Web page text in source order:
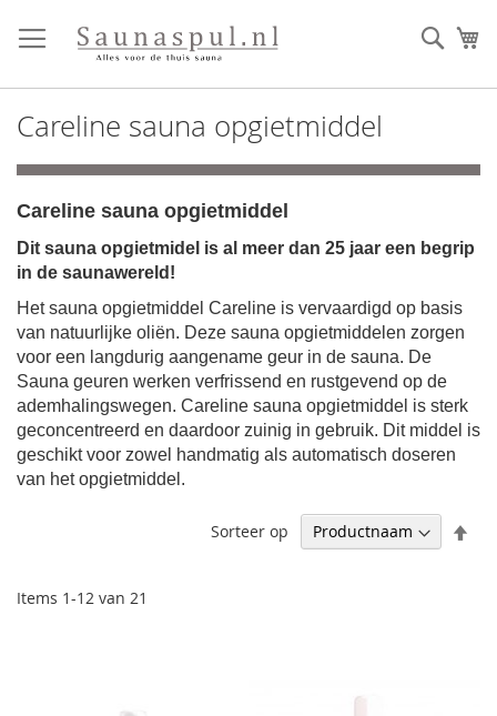
direct
door
inhoud
Careline sauna opgietmiddel
Careline sauna opgietmiddel
Dit sauna opgietmidel is al meer dan 25 jaar een begrip
in de saunawereld!
Het sauna opgietmiddel Careline is vervaardigd op basis
van natuurlijke oliën. Deze sauna opgietmiddelen zorgen
voor een langdurig aangename geur in de sauna. De
Sauna geuren werken verfrissend en rustgevend op de
ademhalingswegen. Careline sauna opgietmiddel is sterk
geconcentreerd en daardoor zuinig in gebruik. Dit middel is
geschikt voor zowel handmatig als automatisch doseren
van het opgietmiddel.
Items 1-12 van 21
Sorteer op